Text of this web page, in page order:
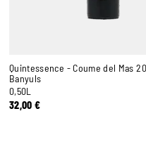
Quintessence - Coume del Mas
Banyuls
0,50L
32,00€